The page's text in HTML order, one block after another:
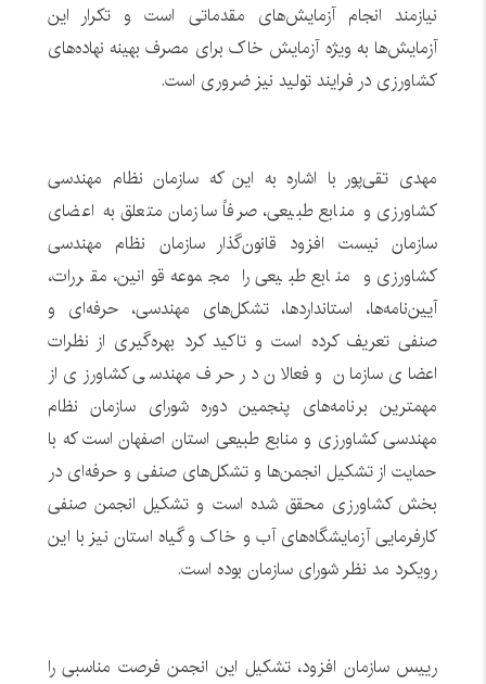
نیازمند انجام آزمایش‌های مقدماتی است و تکرار این
آزمایش‌ها به ویژه آزمایش خاک برای مصرف بهینه نهاده‌های
کشاورزی در فرایند تولید نیز ضروری است.
مهدی تقی‌پور با اشاره به این که سازمان نظام مهندسی
کشاورزی و منابع طبیعی، صرفاً سازمان متعلق به اعضای
سازمان نیست افزود قانون‌گذار سازمان نظام مهندسی
کشاورزی و منابع طبیعی را مجموعه قوانین، مقررات،
آیین‌نامه‌ها، استانداردها، تشکل‌های مهندسی، حرفه‌ای و
صنفی تعریف کرده است و تاکید کرد بهره‌گیری از نظرات
اعضای سازمان و فعالان در حرف مهندسی کشاورزی از
مهمترین برنامه‌های پنجمین دوره شورای سازمان نظام
مهندسی کشاورزی و منابع طبیعی استان اصفهان است که با
حمایت از تشکیل انجمن‌ها و تشکل‌های صنفی و حرفه‌ای در
بخش کشاورزی محقق شده است و تشکیل انجمن صنفی
کارفرمایی آزمایشگاه‌های آب و خاک و گیاه استان نیز با این
رویکرد مد نظر شورای سازمان بوده است.
رییس سازمان افزود، تشکیل این انجمن فرصت مناسبی را